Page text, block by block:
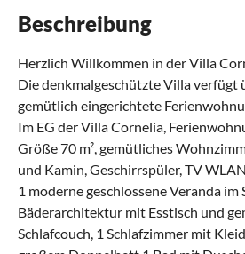
Beschreibung
Herzlich Willkommen in der Villa
Die denkmalgeschützte Villa verfügt
gemütlich eingerichtete
Im EG der Villa Cornelia,
Größe 70 m², gemütliches
und Kamin, Geschirrspüler, TV
1 moderne geschlossene Veranda im
Bäderarchitektur mit Esstisch und
Schlafcouch, 1 Schlafzimmer mit